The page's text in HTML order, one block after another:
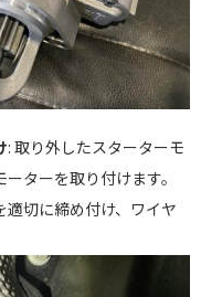
: 取り外したスターターモ
ターを取り付けます。
切に締め付け、ワイヤ